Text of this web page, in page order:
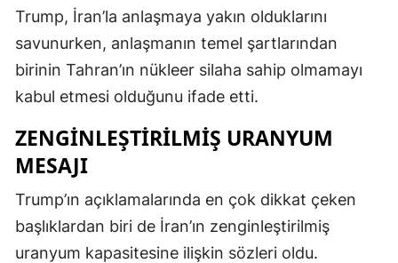
Trump, İran’la anlaşmaya yakın olduklarını
savunurken, anlaşmanın temel şartlarından
birinin Tahran’ın nükleer silaha sahip olmamayı
kabul etmesi olduğunu ifade etti.
ZENGINLEŞTIRILMIŞ URANYUM
MESAJI
Trump’ın açıklamalarında en çok dikkat çeken
başlıklardan biri de İran’ın zenginleştirilmiş
uranyum kapasitesine ilişkin sözleri oldu.